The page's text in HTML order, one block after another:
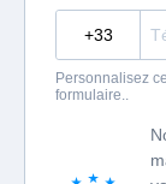
Personnalisez
formulaire..